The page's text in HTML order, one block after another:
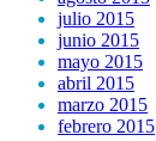
julio 2015
junio 2015
mayo 2015
abril 2015
marzo 2015
febrero 2015